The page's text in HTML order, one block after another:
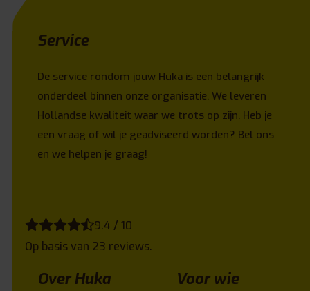
Service
De service rondom jouw Huka is een belangrijk
onderdeel binnen onze organisatie. We leveren
Hollandse kwaliteit waar we trots op zijn. Heb je
een vraag of wil je geadviseerd worden? Bel ons
en we helpen je graag!
9.4 / 10
Op basis van 23 reviews.
Over Huka Voor wie